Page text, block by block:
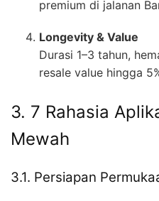
premium di jalanan
Longevity & Value
Durasi 1–3 tahun,
resale value hingga
3. 7 Rahasia
Mewah
3.1. Persiapan